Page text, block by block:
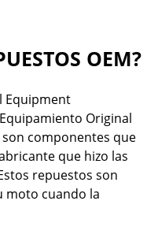
OEM?
Equipment
Original
son componentes que
que hizo las
repuestos son
moto cuando la